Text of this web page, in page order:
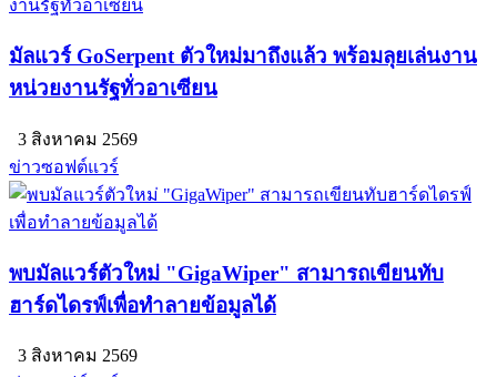
มัลแวร์ GoSerpent ตัวใหม่มาถึงแล้ว พร้อมลุยเล่นงาน
หน่วยงานรัฐทั่วอาเซียน
3 สิงหาคม 2569
ข่าวซอฟต์แวร์
พบมัลแวร์ตัวใหม่ "GigaWiper" สามารถเขียนทับ
ฮาร์ดไดรฟ์เพื่อทำลายข้อมูลได้
3 สิงหาคม 2569